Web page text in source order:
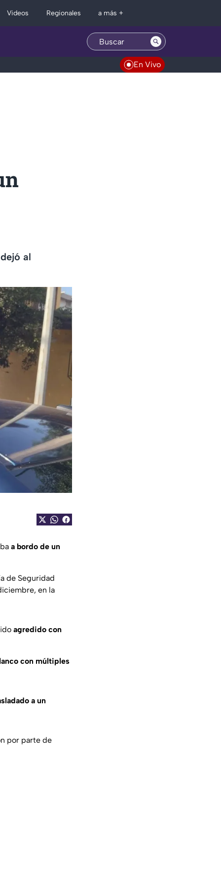
Videos Regionales a más +
En Vivo
al
a bordo de un
de Seguridad
en la
agredido con
con múltiples
a un
por parte de